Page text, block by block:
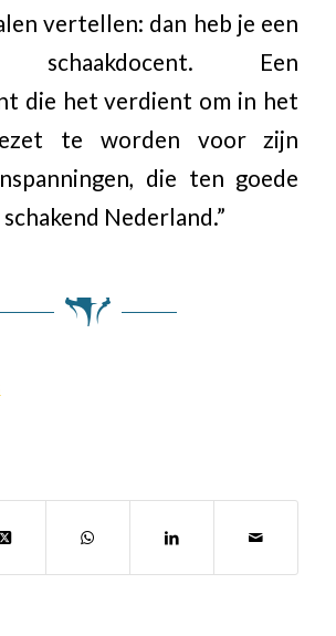
vertellen: dan heb je een
schaakdocent. Een
die het verdient om in het
te worden voor zijn
die ten goede
Nederland.”